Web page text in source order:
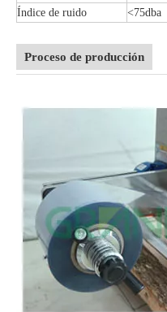
Índice de ruido <75dba
Proceso de producción